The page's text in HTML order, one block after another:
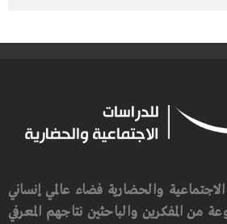
والحضارية فضاء عالمي إنساني
من المفكرين والباحثين نتاجهم المعرفي